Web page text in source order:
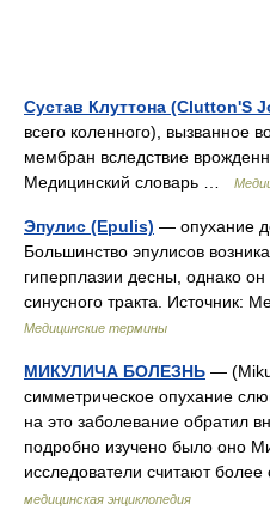
Сустав Клуттона (Clutton'S
всего коленного), вызванное
мембран вследствие
Медицинский словарь …
Эпулис (Epulis) — опухание
Большинство эпулисов
гиперплазии десны, однако
синусного тракта. Источник:
Медицинские термины
МИКУЛИЧА БОЛЕЗНЬ —
симметрическое опухание
на это заболевание обратил
подробно изучено было оно
исследователи считают
медицинская энциклопедия